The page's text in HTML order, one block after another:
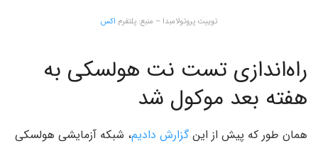
توییت پروتولامبدا – منبع: پلتفرم اکس
راه‌اندازی تست نت هولسکی به
هفته بعد موکول شد
همان طور که پیش از اینگزارش دادیم، شبکه آزمایشی هولسکی